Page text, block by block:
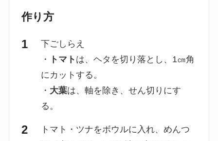
作り方
下ごしらえ
・
トマト は、ヘタを切り落とし、1㎝角
にカットする。
・ 大葉は、軸を除き、せん切りにす
る。
トマト・ツナをボウルに入れ、めんつ